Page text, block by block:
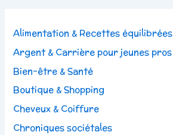
Alimentation & Recettes équilibrées
Argent & Carrière pour jeunes pros
Bien-être & Santé
Boutique & Shopping
Cheveux & Coiffure
Chroniques sociétales